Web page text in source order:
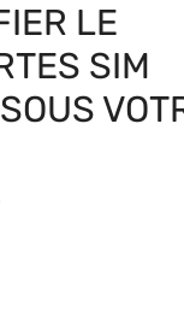
LE
SIM